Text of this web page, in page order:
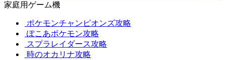
家庭用ゲーム機
ポケモンチャンピオンズ攻略
ぽこあポケモン攻略
スプラレイダース攻略
時のオカリナ攻略